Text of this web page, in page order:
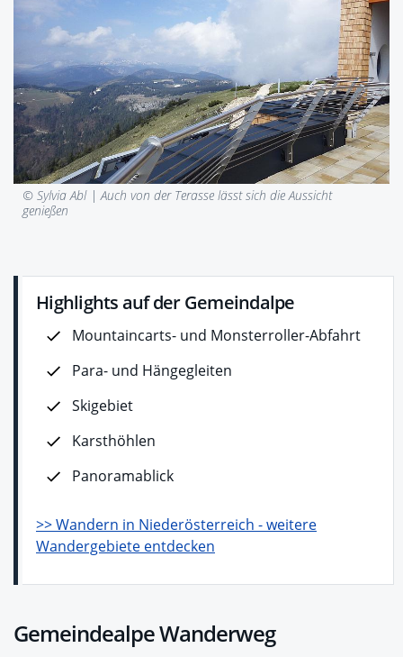
© Sylvia Abl | Auch von der Terasse lässt sich die Aussicht
genießen
Highlights auf der Gemeindalpe
Mountaincarts- und Monsterroller-Abfahrt
Para- und Hängegleiten
Skigebiet
Karsthöhlen
Panoramablick
>> Wandern in Niederösterreich - weitere
Wandergebiete entdecken
Gemeindealpe Wanderweg